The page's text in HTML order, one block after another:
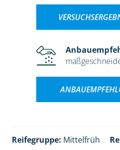
Reifegruppe: Mittelfrüh